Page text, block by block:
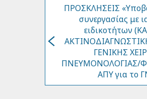
ΠΡΟΣΚΛΗΣΕΙΣ
συνεργασίας με
ειδικοτήτων
ΓΕΝΙΚΗΣ
ΠΝΕΥΜΟΝΟΛΟΓΙΑΣ/
ΑΠΥ για το